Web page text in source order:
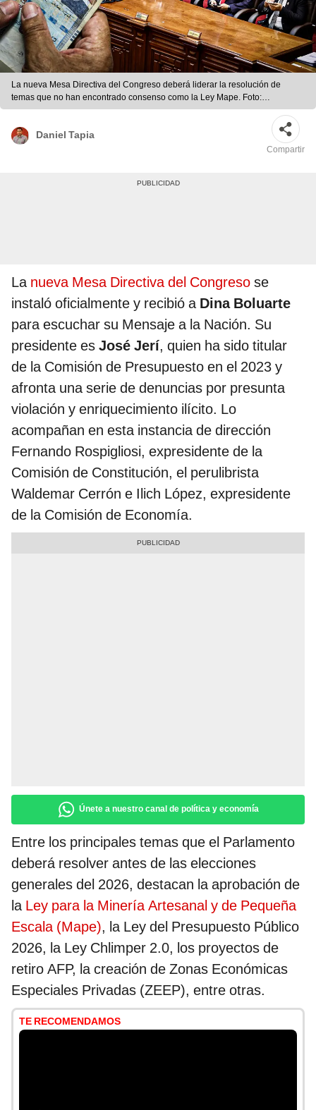
La nueva Mesa Directiva del Congreso deberá liderar la resolución de
temas que no han encontrado consenso como la Ley Mape. Foto:
composición LR/Congreso
Daniel Tapia
Compartir
La nueva Mesa Directiva del Congreso se
instaló oficialmente y recibió a Dina Boluarte
para escuchar su Mensaje a la Nación. Su
presidente es José Jerí, quien ha sido titular
de la Comisión de Presupuesto en el 2023 y
afronta una serie de denuncias por presunta
violación y enriquecimiento ilícito. Lo
acompañan en esta instancia de dirección
Fernando Rospigliosi, expresidente de la
Comisión de Constitución, el perulibrista
Waldemar Cerrón e Ilich López, expresidente
de la Comisión de Economía.
Únete a nuestro canal de política y economía
Entre los principales temas que el Parlamento
deberá resolver antes de las elecciones
generales del 2026, destacan la aprobación de
la Ley para la Minería Artesanal y de Pequeña
Escala (Mape), la Ley del Presupuesto Público
2026, la Ley Chlimper 2.0, los proyectos de
retiro AFP, la creación de Zonas Económicas
Especiales Privadas (ZEEP), entre otras.
TE RECOMENDAMOS